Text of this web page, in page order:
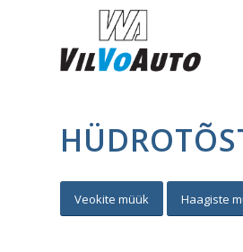
Veokite müük Haagiste